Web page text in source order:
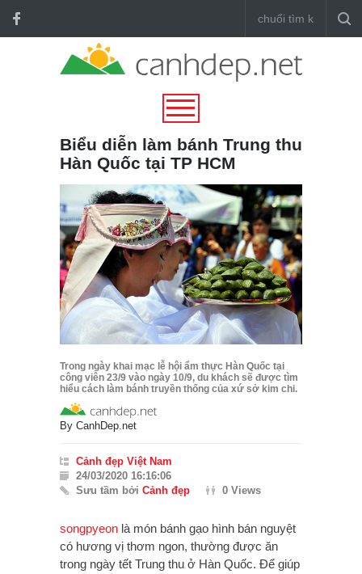
Biểu diễn làm bánh Trung thu
Hàn Quốc tại TP HCM
Trong ngày khai mạc lễ hội ẩm thực Hàn Quốc tại
công viên 23/9 vào ngày 10/9, du khách sẽ được tìm
hiểu cách làm bánh truyền thống của xứ sở kim chi.
By CanhDep.net
Cảnh đẹp Việt Nam
24/03/2020 16:16:06
Sưu tầm bởi Cảnh đẹp 0 Views
songpyeon là món bánh gạo hình bán nguyệt
có hương vị thơm ngon, thường được ăn
trong ngày tết Trung thu ở Hàn Quốc. Để giúp